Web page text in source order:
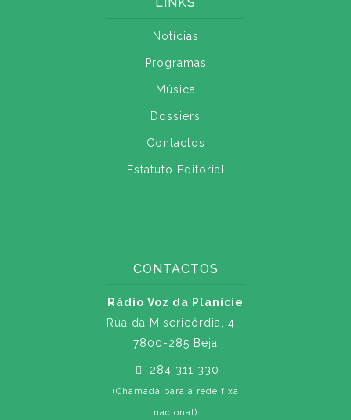
Notícias
Programas
Música
Dossiers
Contactos
Estatuto Editorial
CONTACTOS
Rádio Voz da Planície
Rua da Misericórdia, 4 -
7800-285 Beja
284 311 330
(Chamada para a rede fixa
nacional)